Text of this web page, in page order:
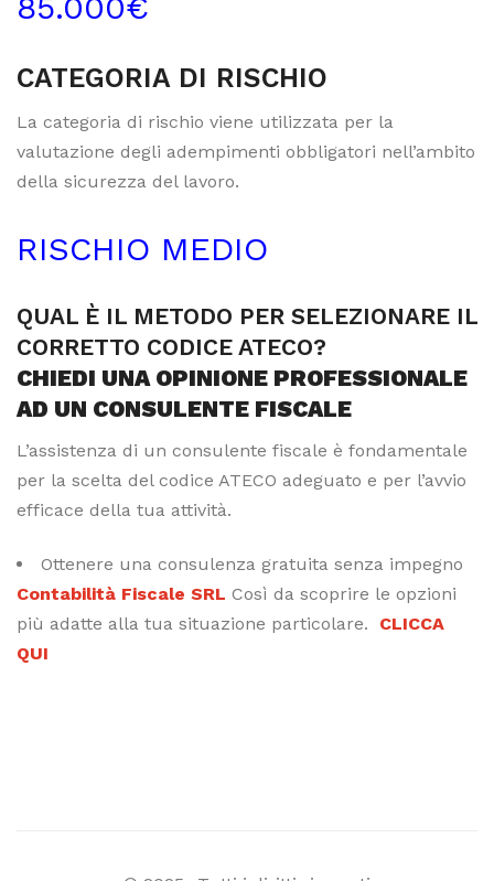
CATEGORIA DI RISCHIO
La categoria di rischio viene utilizzata per la
valutazione degli adempimenti obbligatori nell’ambito
della sicurezza del lavoro.
RISCHIO MEDIO
QUAL È IL METODO PER SELEZIONARE IL
CORRETTO CODICE ATECO?
CHIEDI UNA OPINIONE PROFESSIONALE
AD UN CONSULENTE FISCALE
L’assistenza di un consulente fiscale è fondamentale
per la scelta del codice ATECO adeguato e per l’avvio
efficace della tua attività.
Ottenere una consulenza gratuita senza impegno
Contabilità Fiscale SRL Così da scoprire le opzioni
più adatte alla tua situazione particolare. CLICCA
QUI